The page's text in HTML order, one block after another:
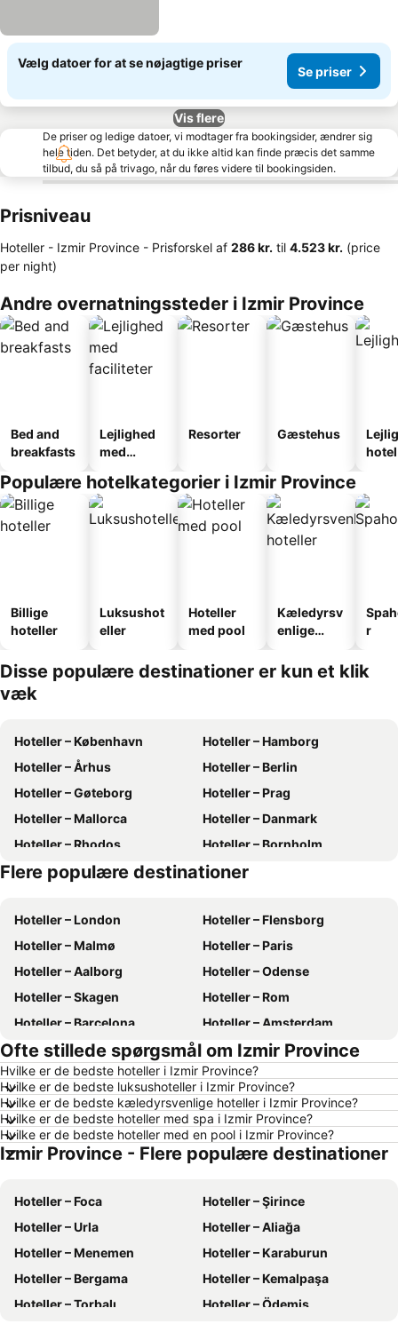
Vælg datoer for at se nøjagtige priser
Se priser
Vis flere
De priser og ledige datoer, vi modtager fra bookingsider, ændrer sig
hele tiden. Det betyder, at du ikke altid kan finde præcis det samme
tilbud, du så på trivago, når du føres videre til bookingsiden.
Prisniveau
Hoteller - Izmir Province - Prisforskel af ‎286 kr. til ‎4.523 kr. (price
per night)
Andre overnatningssteder i Izmir Province
Bed and
breakfasts
Lejlighed
med
Resorter Gæstehus
hotel
Populære hotelkategorier i Izmir Province
Billige
hoteller
Luksushot
eller
Hoteller
med pool
Kæledyrsv
enlige
r
Disse populære destinationer er kun et klik
væk
Hoteller – København
Hoteller – Hamborg
Hoteller – Århus
Hoteller – Berlin
Hoteller – Gøteborg
Hoteller – Prag
Hoteller – Mallorca
Hoteller – Danmark
Hoteller – Rhodos
Hoteller – Bornholm
Hoteller – Kreta
Hoteller – Antalya
Flere populære destinationer
Hoteller – London
Hoteller – Flensborg
Hoteller – Malmø
Hoteller – Paris
Hoteller – Aalborg
Hoteller – Odense
Hoteller – Skagen
Hoteller – Rom
Hoteller – Barcelona
Hoteller – Amsterdam
Hoteller – Alanya
Hoteller – Lübeck
Hoteller – Stockholm
Hoteller – Budapest
Hoteller – Kiel
Hoteller – Málaga
Hoteller – Sønderborg
Hoteller – Gdańsk
Hoteller – Silkeborg
Hoteller – Tyskland
Hoteller – Fyn
Hoteller – Grækenland
Hoteller – Sønderjylland
Hoteller – Region Sjælland
Hoteller – Harzen
Hoteller – Italien
Hoteller – Slesvig-Holsten
Hoteller – Sverige
Hoteller – Nordtyskland
Hoteller – Skåne län
Ofte stillede spørgsmål om Izmir Province
Hvilke er de bedste hoteller i Izmir Province?
Hvilke er de bedste luksushoteller i Izmir Province?
Hvilke er de bedste kæledyrsvenlige hoteller i Izmir Province?
Hvilke er de bedste hoteller med spa i Izmir Province?
Hvilke er de bedste hoteller med en pool i Izmir Province?
Izmir Province - Flere populære destinationer
Hoteller – Foca
Hoteller – Şirince
Hoteller – Urla
Hoteller – Aliağa
Hoteller – Menemen
Hoteller – Karaburun
Hoteller – Bergama
Hoteller – Kemalpaşa
Hoteller – Torbalı
Hoteller – Ödemiş